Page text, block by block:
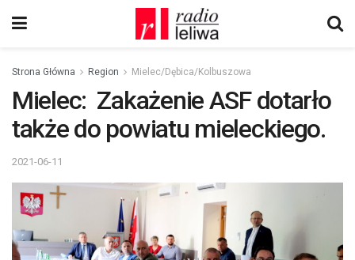
Strona Główna Region Mielec/Dębica/Kolbuszowa
Mielec: Zakażenie ASF dotarło
także do powiatu mieleckiego.
2021-06-11